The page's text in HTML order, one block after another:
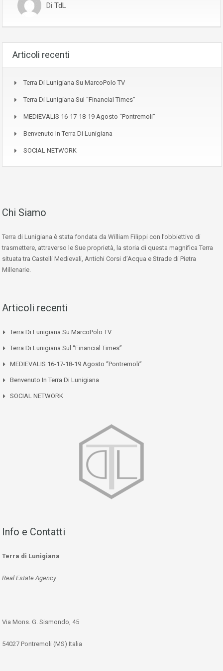
Di TdL
Articoli recenti
Terra Di Lunigiana Su MarcoPolo TV
Terra Di Lunigiana Sul “Financial Times”
MEDIEVALIS 16-17-18-19 Agosto “Pontremoli”
Benvenuto In Terra Di Lunigiana
SOCIAL NETWORK
Chi Siamo
Terra di Lunigiana è stata fondata da William Filippi con l’obbiettivo di
trasmettere, attraverso le Sue proprietà, la storia di questa magnifica Terra
situata tra Castelli Medievali, Antichi Corsi d’Acqua e Strade di Pietra
Millenarie.
Articoli recenti
Terra Di Lunigiana Su MarcoPolo TV
Terra Di Lunigiana Sul “Financial Times”
MEDIEVALIS 16-17-18-19 Agosto “Pontremoli”
Benvenuto In Terra Di Lunigiana
SOCIAL NETWORK
Info e Contatti
Terra di Lunigiana
Real Estate Agency
Via Mons. G. Sismondo, 45
54027 Pontremoli (MS) Italia